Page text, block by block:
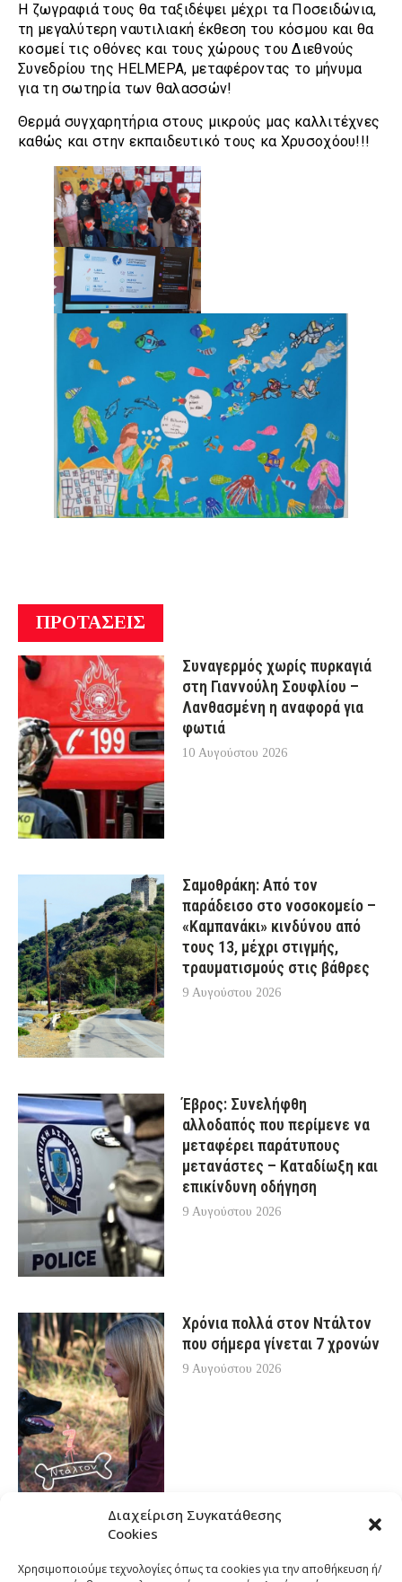
Διαχείριση Συγκατάθεσης
Cookies
Χρησιμοποιούμε τεχνολογίες όπως τα cookies για την αποθήκευση ή/
Η ζωγραφιά τους θα ταξιδέψει μέχρι τα Ποσειδώνια,
τη μεγαλύτερη ναυτιλιακή έκθεση του κόσμου και θα
κοσμεί τις οθόνες και τους χώρους του Διεθνούς
Συνεδρίου της HELMEPA, μεταφέροντας το μήνυμα
για τη σωτηρία των θαλασσών!
Θερμά συγχαρητήρια στους μικρούς μας καλλιτέχνες
καθώς και στην εκπαιδευτικό τους κα Χρυσοχόου!!!
ΠΡΟΤΑΣΕΙΣ
Συναγερμός χωρίς πυρκαγιά
στη Γιαννούλη Σουφλίου –
Λανθασμένη η αναφορά για
φωτιά
10 Αυγούστου 2026
Σαμοθράκη: Από τον
παράδεισο στο νοσοκομείο –
«Καμπανάκι» κινδύνου από
τους 13, μέχρι στιγμής,
τραυματισμούς στις βάθρες
9 Αυγούστου 2026
Έβρος: Συνελήφθη
αλλοδαπός που περίμενε να
μεταφέρει παράτυπους
μετανάστες – Καταδίωξη και
επικίνδυνη οδήγηση
9 Αυγούστου 2026
Χρόνια πολλά στον Ντάλτον
που σήμερα γίνεται 7 χρονών
9 Αυγούστου 2026